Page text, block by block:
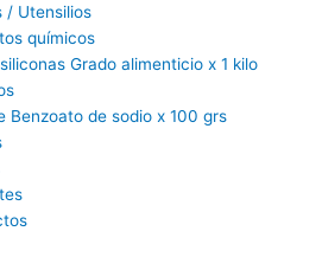
/ Utensilios
químicos
Grado alimenticio x 1 kilo
Benzoato de sodio x 100 grs